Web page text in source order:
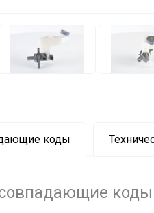
коды
коды